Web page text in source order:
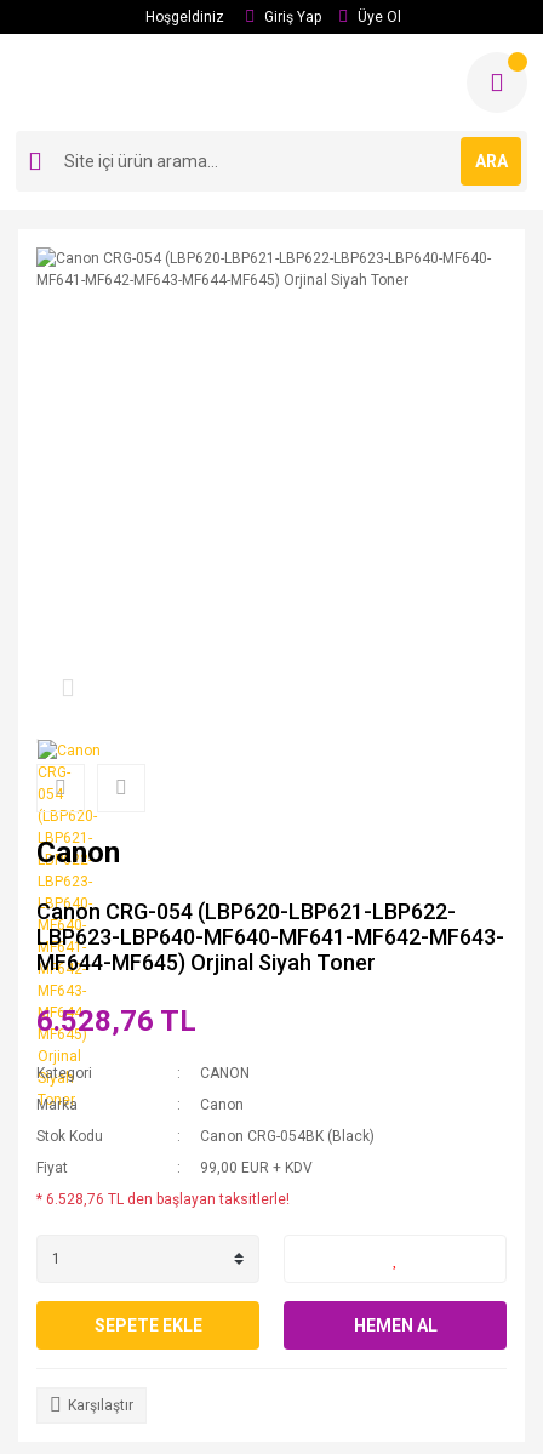
Hoşgeldiniz Giriş Yap Üye Ol
ARA
Canon
Canon CRG-054 (LBP620-LBP621-LBP622-
LBP623-LBP640-MF640-MF641-MF642-MF643-
MF644-MF645) Orjinal Siyah Toner
6.528,76 TL
Kategori
CANON
Marka
Canon
Stok Kodu
Canon CRG-054BK (Black)
Fiyat
99,00 EUR + KDV
* 6.528,76 TL den başlayan taksitlerle!
SEPETE EKLE HEMEN AL
Karşılaştır